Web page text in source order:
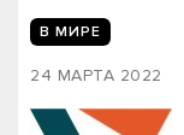
В МИРЕ
24 МАРТА 2022